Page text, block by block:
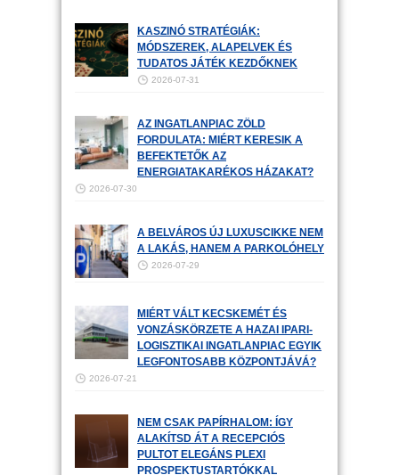
KASZINÓ STRATÉGIÁK:
MÓDSZEREK, ALAPELVEK ÉS
TUDATOS JÁTÉK KEZDŐKNEK
2026-07-31
AZ INGATLANPIAC ZÖLD
FORDULATA: MIÉRT KERESIK A
BEFEKTETŐK AZ
ENERGIATAKARÉKOS HÁZAKAT?
2026-07-30
A BELVÁROS ÚJ LUXUSCIKKE NEM
A LAKÁS, HANEM A PARKOLÓHELY
2026-07-29
MIÉRT VÁLT KECSKEMÉT ÉS
VONZÁSKÖRZETE A HAZAI IPARI-
LOGISZTIKAI INGATLANPIAC EGYIK
LEGFONTOSABB KÖZPONTJÁVÁ?
2026-07-21
NEM CSAK PAPÍRHALOM: ÍGY
ALAKÍTSD ÁT A RECEPCIÓS
PULTOT ELEGÁNS PLEXI
PROSPEKTUSTARTÓKKAL